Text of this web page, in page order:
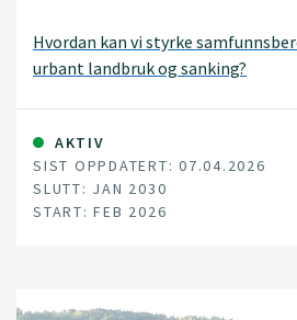
Hvordan kan vi styrke
urbant landbruk og sanking?
AKTIV
SIST OPPDATERT: 07.04.2026
SLUTT: JAN 2030
START: FEB 2026